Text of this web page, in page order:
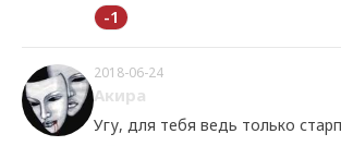
-1
2018-06-24
Акира
Угу, для тебя ведь только